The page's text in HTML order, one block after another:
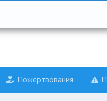
Пожертвования